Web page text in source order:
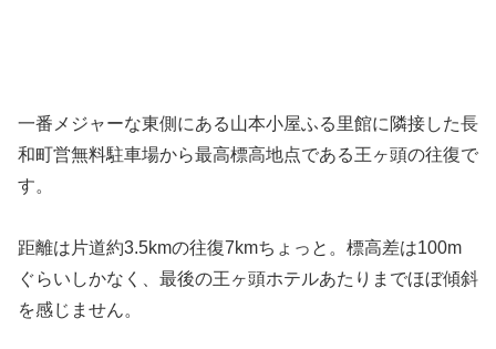
一番メジャーな東側にある山本小屋ふる里館に隣接した長
和町営無料駐車場から最高標高地点である王ヶ頭の往復で
す。
距離は片道約3.5kmの往復7kmちょっと。標高差は100m
ぐらいしかなく、最後の王ヶ頭ホテルあたりまでほぼ傾斜
を感じません。